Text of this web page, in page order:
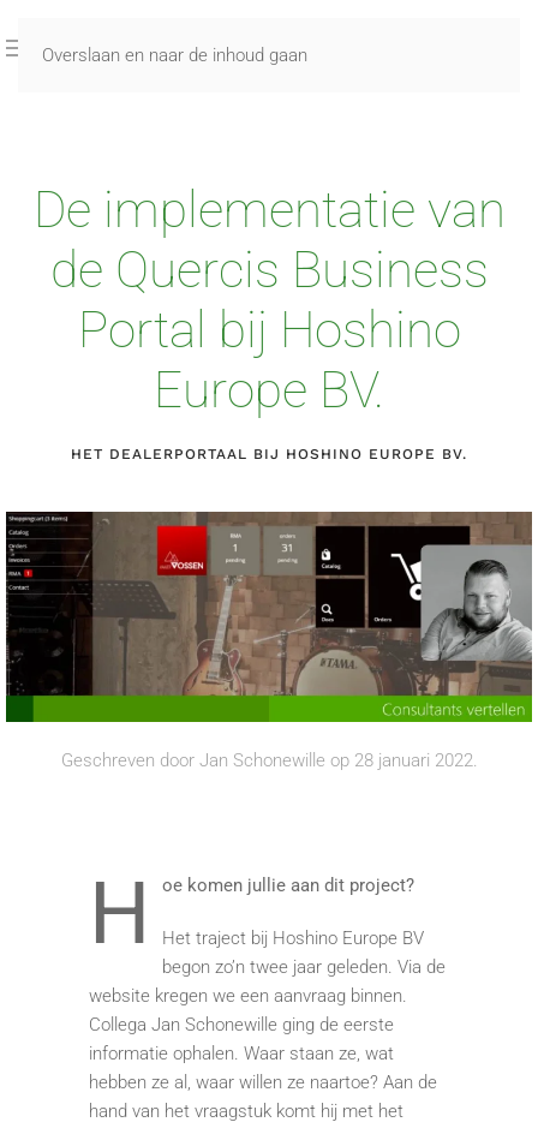
Overslaan en naar de inhoud gaan
De implementatie van
de Quercis Business
Portal bij Hoshino
Europe BV.
HET DEALERPORTAAL BIJ HOSHINO EUROPE BV.
Geschreven door Jan Schonewille op 28 januari 2022.
H oe komen jullie aan dit project?
Het traject bij Hoshino Europe BV
begon zo’n twee jaar geleden. Via de
website kregen we een aanvraag binnen.
Collega Jan Schonewille ging de eerste
informatie ophalen. Waar staan ze, wat
hebben ze al, waar willen ze naartoe? Aan de
hand van het vraagstuk komt hij met het